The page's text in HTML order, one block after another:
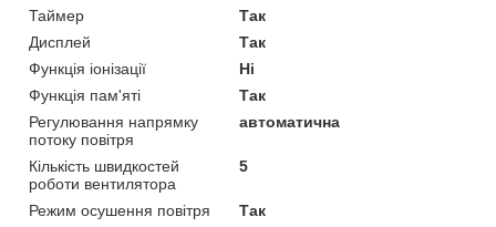
Таймер
Так
Дисплей
Так
Функція іонізації
Ні
Функція пам'яті
Так
Регулювання напрямку
потоку повітря
автоматична
Кількість швидкостей
роботи вентилятора
5
Режим осушення повітря
Так